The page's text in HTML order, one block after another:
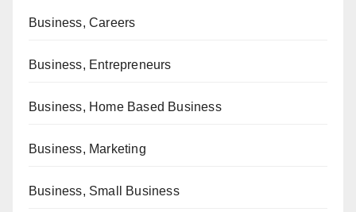
Business, Careers
Business, Entrepreneurs
Business, Home Based Business
Business, Marketing
Business, Small Business